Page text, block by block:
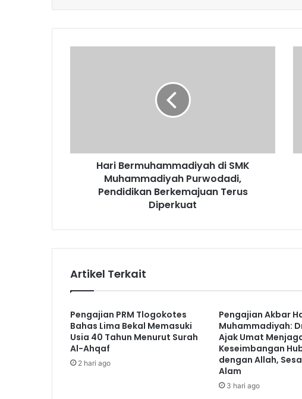
Terus
DiperkuatHari Bermuhammadiyah di SMK
Muhammadiyah Purwodadi,
Pendidikan Berkemajuan Terus
Diperkuat
Artikel Terkait
Pengajian PRM Tlogokotes
Bahas Lima Bekal Memasuki
Usia 40 Tahun Menurut Surah
Al-Ahqaf
2 hari ago
Pengajian Akbar
Muhammadiyah:
Ajak Umat
Keseimbangan
dengan Allah,
Alam
3 hari ago